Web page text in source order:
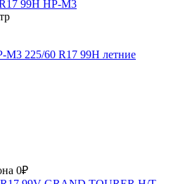
225/60 R17 99H летние
0₽